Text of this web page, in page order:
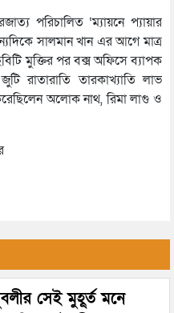
পরিচালিত ‘ম্যায়নে প্যায়ার
সালমান খান এর আগে মাত্র
মুক্তির পর বক্স অফিসে ব্যাপক
রাতারাতি তারকাখ্যাতি লাভ
অলোক নাথ, রিমা লাগু ও
সেই মুহূর্ত মনে